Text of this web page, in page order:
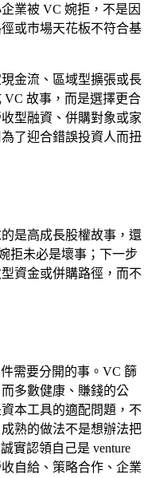
業被 VC 婉拒，不是因
或市場天花板不符合基
金流、區域型擴張或長
故事，而是選擇更合
型融資、併購對象或家
了迎合錯誤投資人而扭
是高成長股權故事，還
拒未必是壞事；下一步
資金或併購路徑，而不
需要分開的事。VC 篩
多數健康、賺錢的公
本工具的適配問題，不
熟的做法不是想辦法把
實認領自己是 venture
自給、策略合作、企業